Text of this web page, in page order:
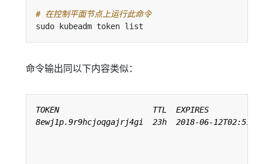
# 在控制平面节点上运行此命令
命令输出同以下内容类似：